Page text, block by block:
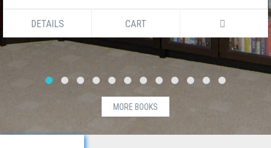
DETAILS CART
MORE BOOKS